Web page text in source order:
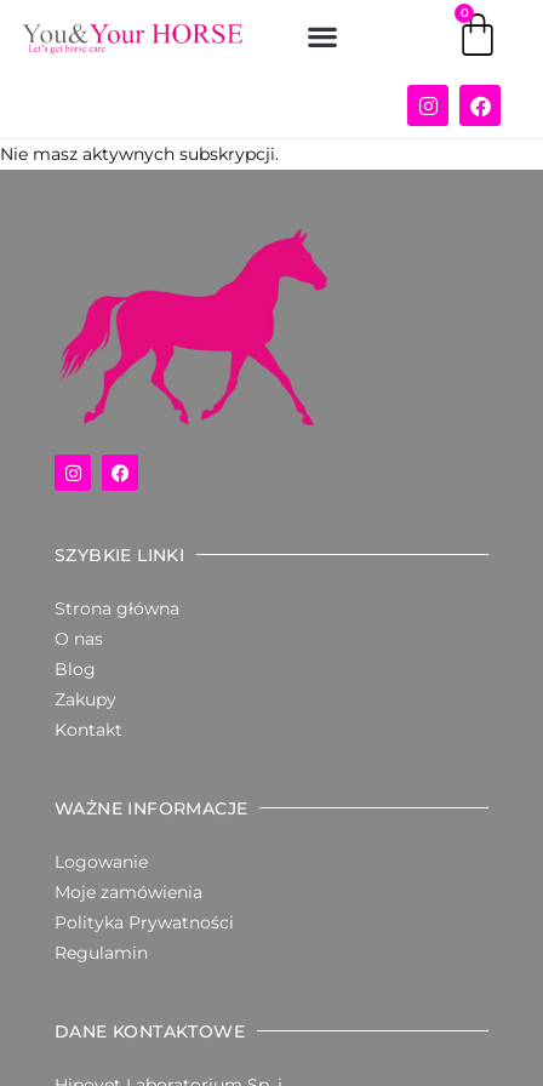
0
Nie masz aktywnych subskrypcji.
SZYBKIE LINKI
Strona główna
O nas
Blog
Zakupy
Kontakt
WAŻNE INFORMACJE
Logowanie
Moje zamówienia
Polityka Prywatności
Regulamin
DANE KONTAKTOWE